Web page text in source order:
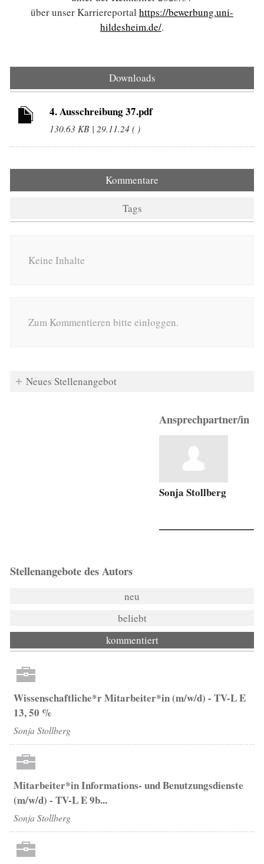
über unser Karriereportal https://bewerbung.uni-
hildesheim.de/.
Downloads
4. Ausschreibung 37.pdf
130.63 KB | 29.11.24 ( )
Kommentare
Tags
Keine Inhalte
Zum Kommentieren bitte einloggen.
Neues Stellenangebot
Ansprechpartner/in
Sonja Stollberg
Stellenangebote des Autors
neu
beliebt
kommentiert
Wissenschaftliche*r Mitarbeiter*in (m/w/d) - TV-L E
13, 50 %
Sonja Stollberg
Mitarbeiter*in Informations- und Benutzungsdienste
(m/w/d) - TV-L E 9b...
Sonja Stollberg